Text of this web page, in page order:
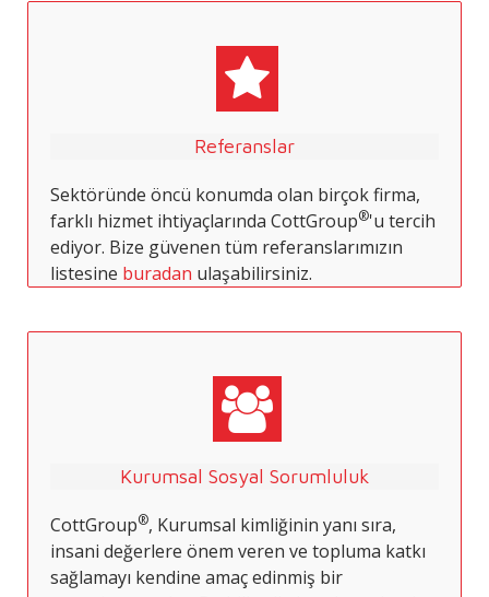
Referanslar
Sektöründe öncü konumda olan birçok firma,
farklı hizmet ihtiyaçlarında CottGroup®'u tercih
ediyor. Bize güvenen tüm referanslarımızın
listesine buradan ulaşabilirsiniz.
Kurumsal Sosyal Sorumluluk
CottGroup®, Kurumsal kimliğinin yanı sıra,
insani değerlere önem veren ve topluma katkı
sağlamayı kendine amaç edinmiş bir